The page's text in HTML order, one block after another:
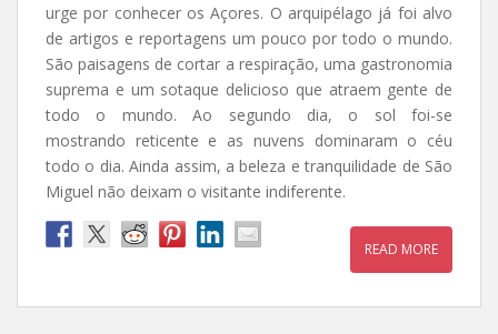
urge por conhecer os Açores. O arquipélago já foi alvo
de artigos e reportagens um pouco por todo o mundo.
São paisagens de cortar a respiração, uma gastronomia
suprema e um sotaque delicioso que atraem gente de
todo o mundo. Ao segundo dia, o sol foi-se
mostrando reticente e as nuvens dominaram o céu
todo o dia. Ainda assim, a beleza e tranquilidade de São
Miguel não deixam o visitante indiferente.
READ MORE